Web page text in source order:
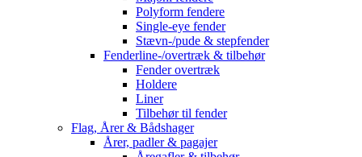
Polyform fendere
Single-eye fender
Stævn-/pude & stepfender
Fenderline-/overtræk & tilbehør
Fender overtræk
Holdere
Liner
Tilbehør til fender
Flag, Årer & Bådshager
Årer, padler & pagajer